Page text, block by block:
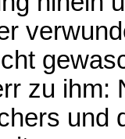
zu ihm:
und